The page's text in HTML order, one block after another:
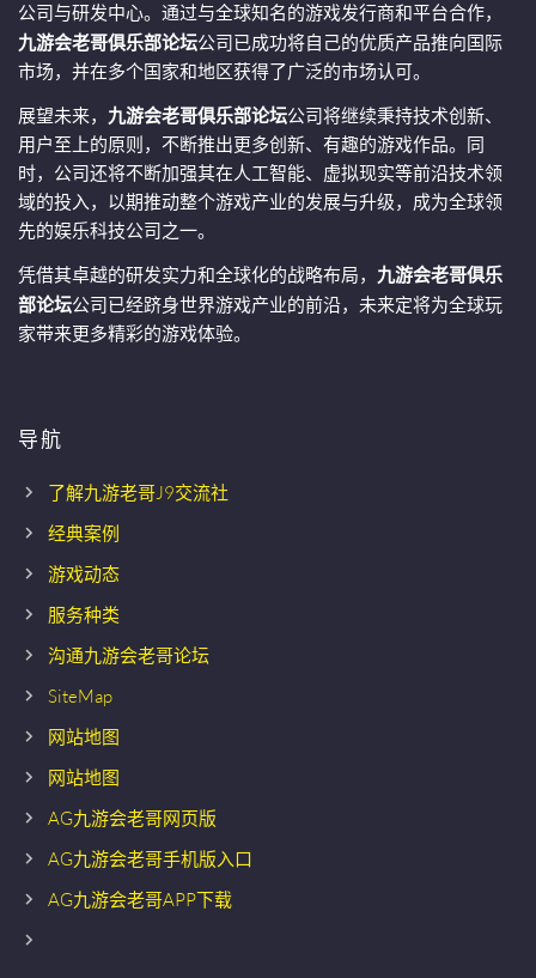
公司与研发中心。通过与全球知名的游戏发行商和平台合作，
九游会老哥俱乐部论坛公司已成功将自己的优质产品推向国际
市场，并在多个国家和地区获得了广泛的市场认可。
展望未来， 九游会老哥俱乐部论坛公司将继续秉持技术创新、
用户至上的原则，不断推出更多创新、有趣的游戏作品。同
时，公司还将不断加强其在人工智能、虚拟现实等前沿技术领
域的投入，以期推动整个游戏产业的发展与升级，成为全球领
先的娱乐科技公司之一。
凭借其卓越的研发实力和全球化的战略布局， 九游会老哥俱乐
部论坛公司已经跻身世界游戏产业的前沿，未来定将为全球玩
家带来更多精彩的游戏体验。
导航
了解九游老哥J9交流社
经典案例
游戏动态
服务种类
沟通九游会老哥论坛
SiteMap
网站地图
网站地图
AG九游会老哥网页版
AG九游会老哥手机版入口
AG九游会老哥APP下载